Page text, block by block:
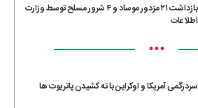
بازداشت ۲۱ مزدور موساد و ۴ شرور مسلح توسط وزارت
اطلاعات
•••
سردرگمی آمریکا و اوکراین با ته کشیدن پاتریوت ها